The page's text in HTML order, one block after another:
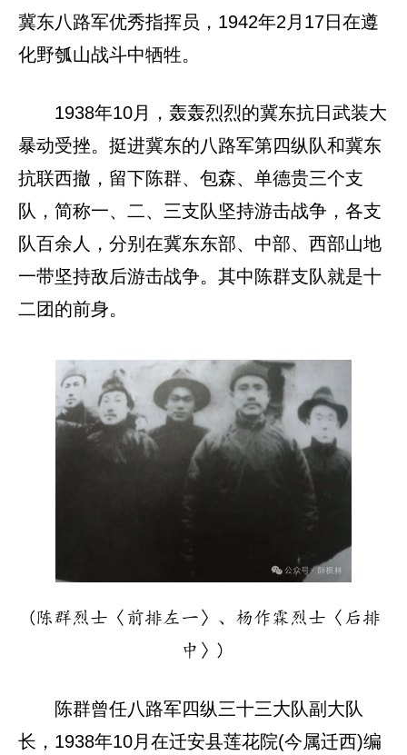
冀东八路军优秀指挥员，1942年2月17日在遵
化野瓠山战斗中牺牲。
1938年10月，轰轰烈烈的冀东抗日武装大
暴动受挫。挺进冀东的八路军第四纵队和冀东
抗联西撤，留下陈群、包森、单德贵三个支
队，简称一、二、三支队坚持游击战争，各支
队百余人，分别在冀东东部、中部、西部山地
一带坚持敌后游击战争。其中陈群支队就是十
二团的前身。
(陈群烈士〈前排左一〉、杨作霖烈士〈后排
中〉)
陈群曾任八路军四纵三十三大队副大队
长，1938年10月在迁安县莲花院(今属迁西)编